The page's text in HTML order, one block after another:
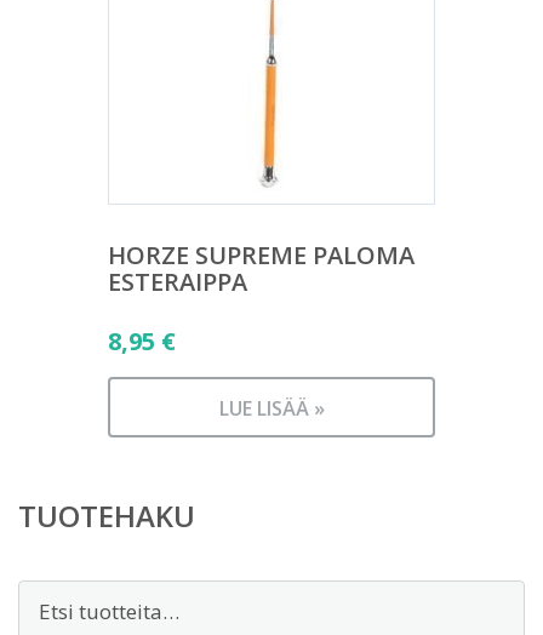
HORZE SUPREME PALOMA
ESTERAIPPA
8,95 €
LUE LISÄÄ »
TUOTEHAKU